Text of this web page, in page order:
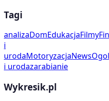
Tagi
analizaDomEdukacjaFilmy
i
urodaMotoryzacjaNews
i urodazarabianie
Wykresik.pl